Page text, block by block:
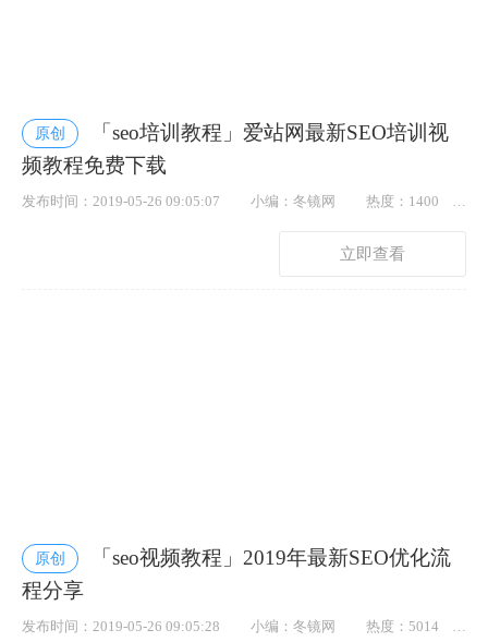
原创
「seo培训教程」爱站网最新SEO培训视
频教程免费下载
发布时间：2019-05-26 09:05:07 小编：冬镜网
热度：1400
立即查看
原创
「seo视频教程」2019年最新SEO优化流
程分享
发布时间：2019-05-26 09:05:28 小编：冬镜网
热度：5014